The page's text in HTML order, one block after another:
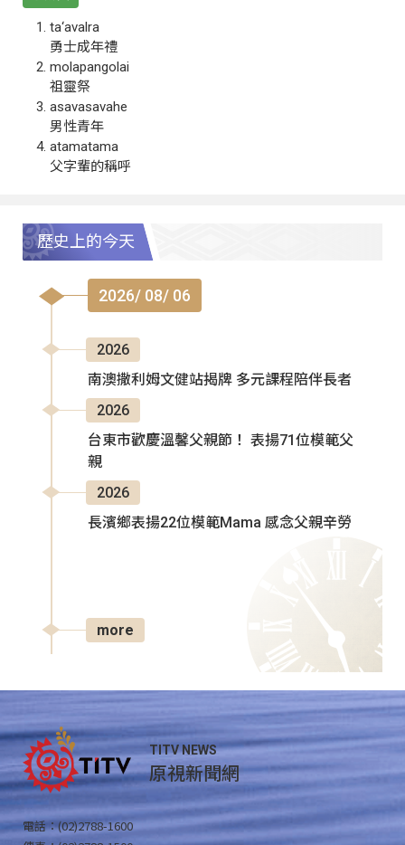
ta‘avalra
勇士成年禮
molapangolai
祖靈祭
asavasavahe
男性青年
atamatama
父字輩的稱呼
歷史上的今天
2026/ 08/ 06
2026
南澳撒利姆文健站揭牌 多元課程陪伴長者
2026
台東市歡慶溫馨父親節！ 表揚71位模範父
親
2026
長濱鄉表揚22位模範Mama 感念父親辛勞
more
TITV NEWS
原視新聞網
電話：(02)2788-1600